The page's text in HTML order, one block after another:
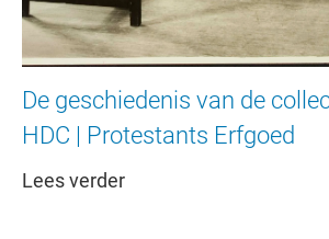
De geschiedenis van de
HDC | Protestants Erfgoed
Lees verder